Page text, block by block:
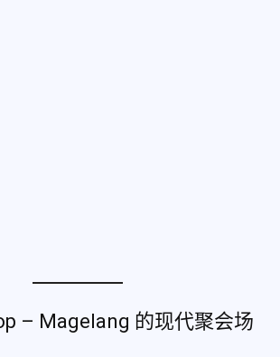
– Magelang 的现代聚会场